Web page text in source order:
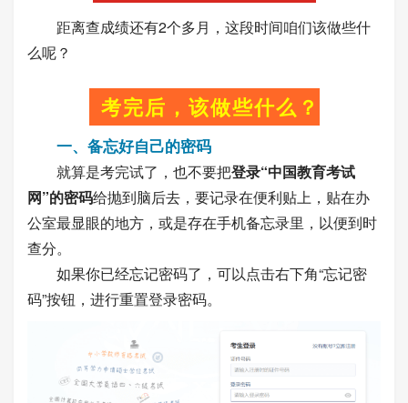
距离查成绩还有2个多月，这段时间咱们该做些什
么呢？
考完后，该做些什么？
一、备忘好自己的密码
就算是考完试了，也不要把登录“中国教育考试
网”的密码给抛到脑后去，要记录在便利贴上，贴在办
公室最显眼的地方，或是存在手机备忘录里，以便到时
查分。
如果你已经忘记密码了，可以点击右下角“忘记密
码”按钮，进行重置登录密码。